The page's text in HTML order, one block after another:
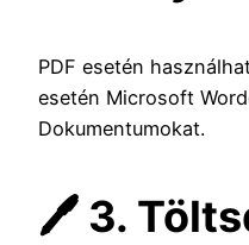
PDF esetén
esetén Microsoft
Dokumentumokat.
🖊️ 3.